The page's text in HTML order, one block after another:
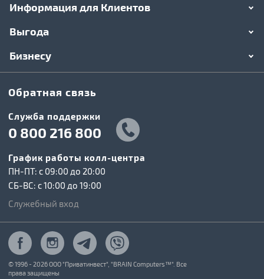
Информация для Клиентов
Выгода
Бизнесу
Обратная связь
Служба поддержки
0 800 216 800
График работы колл-центра
ПН-ПТ: c 09:00 до 20:00
СБ-ВС: c 10:00 до 19:00
Служебный вход
© 1996 - 2026 ООО "Приватинвест", "BRAIN Computers™". Все
права защищены